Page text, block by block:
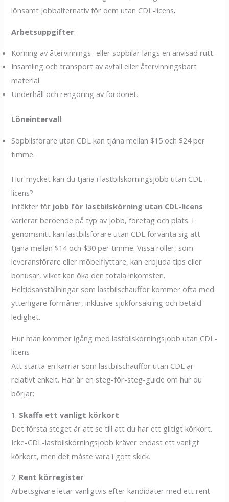
lönsamt jobbalternativ för dem utan CDL-licens.
Arbetsuppgifter:
Körning av återvinnings- eller sopbilar längs en anvisad rutt.
Insamling och transport av avfall eller återvinningsbart
material.
Underhåll och rengöring av fordonet.
Löneintervall:
Sopbilsförare utan CDL kan tjäna mellan $15 och $24 per
timme.
Hur mycket kan du tjäna i lastbilskörningsjobb utan CDL-
licens?
Intäkter för jobb för lastbilskörning utan CDL-licens
varierar beroende på typ av jobb, företag och plats. I
genomsnitt kan lastbilsförare utan CDL förvänta sig att
tjäna mellan $14 och $30 per timme. Vissa roller, som
leveransförare eller möbelflyttare, kan erbjuda tips eller
bonusar, vilket kan öka den totala inkomsten.
Heltidsanställningar som lastbilschaufför kommer ofta med
ytterligare förmåner, inklusive sjukförsäkring och betald
ledighet.
Hur man kommer igång med lastbilskörningsjobb utan CDL-
licens
Att starta en karriär som lastbilschaufför utan CDL är
relativt enkelt. Här är en steg-för-steg-guide om hur du
börjar:
1. Skaffa ett vanligt körkort
Det första steget är att se till att du har ett giltigt körkort.
Icke-CDL-lastbilskörningsjobb kräver endast ett vanligt
körkort, men det måste vara i gott skick.
2. Rent körregister
Arbetsgivare letar vanligtvis efter kandidater med ett rent